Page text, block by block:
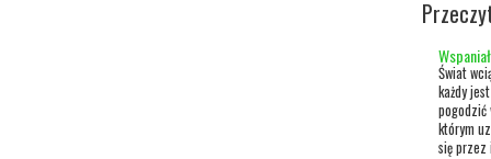
Świat
każdy
pogodzić
którym
się